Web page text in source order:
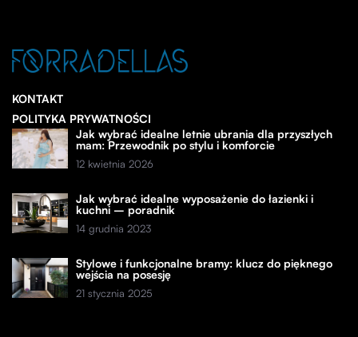
KONTAKT
POLITYKA PRYWATNOŚCI
Jak wybrać idealne letnie ubrania dla przyszłych
mam: Przewodnik po stylu i komforcie
12 kwietnia 2026
Jak wybrać idealne wyposażenie do łazienki i
kuchni – poradnik
14 grudnia 2023
Stylowe i funkcjonalne bramy: klucz do pięknego
wejścia na posesję
21 stycznia 2025